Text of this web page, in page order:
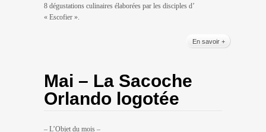
8 dégustations culinaires élaborées par les disciples d’
« Escofier ».
En savoir +
Mai – La Sacoche
Orlando logotée
– L’Objet du mois –